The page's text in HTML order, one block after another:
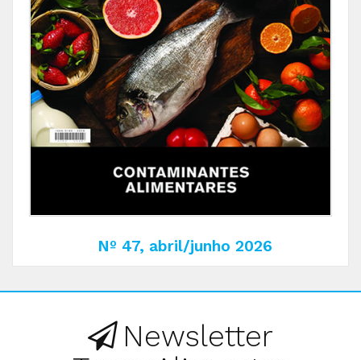
Nº 47, abril/junho 2026
Newsletter